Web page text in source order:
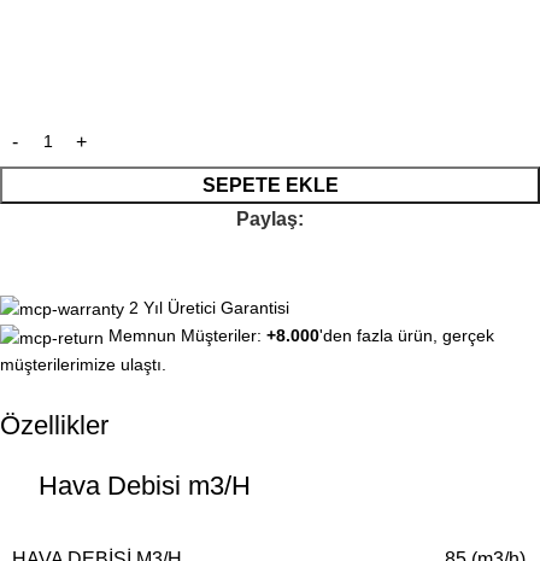
SEPETE EKLE
Paylaş:
2 Yıl Üretici Garantisi
Memnun Müşteriler: +8.000'den fazla ürün, gerçek
müşterilerimize ulaştı.
Özellikler
Hava Debisi m3/H